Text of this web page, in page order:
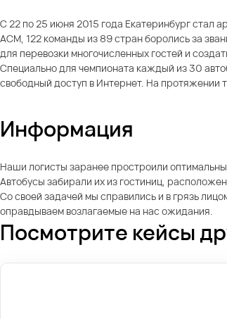
С 22 по 25 июня 2015 года Екатеринбург стал
ACM, 122 команды из 89 стран боролись за
для перевозки многочисленных гостей и
Специально для чемпионата каждый из 30
свободный доступ в Интернет. На протяжении
Информация
Наши логисты заранее простроили
Автобусы забирали их из гостиниц,
Со своей задачей мы справились и в грязь
оправдываем возлагаемые на нас ожидания.
Посмотрите кейсы